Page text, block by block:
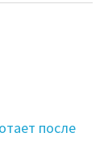
после